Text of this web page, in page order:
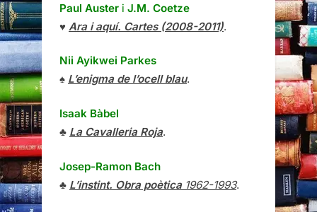
Paul Auster i J.M. Coetze
♥ Ara i aquí. Cartes (2008-2011).
Nii Ayikwei Parkes
♠ L’enigma de l’ocell blau.
Isaak Bàbel
♣ La Cavalleria Roja.
Josep-Ramon Bach
♣ L’instint. Obra poètica1962-1993.